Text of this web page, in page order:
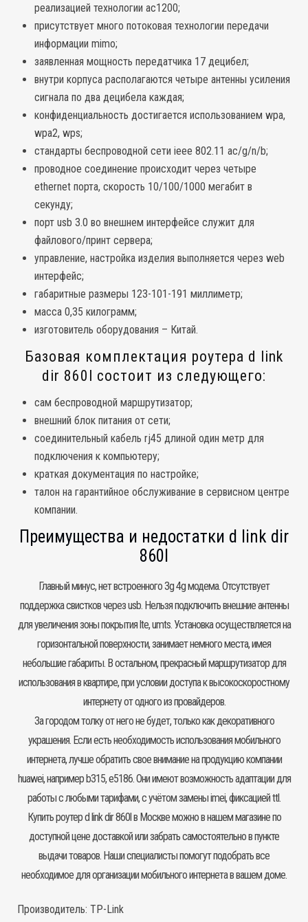
реализацией технологии ac1200;
присутствует много потоковая технологии передачи
информации mimo;
заявленная мощность передатчика 17 децибел;
внутри корпуса располагаются четыре антенны усиления
сигнала по два децибела каждая;
конфиденциальность достигается использованием wpa,
wpa2, wps;
стандарты беспроводной сети ieee 802.11 ac/g/n/b;
проводное соединение происходит через четыре
ethernet порта, скорость 10/100/1000 мегабит в
секунду;
порт usb 3.0 во внешнем интерфейсе служит для
файлового/принт сервера;
управление, настройка изделия выполняется через web
интерфейс;
габаритные размеры 123-101-191 миллиметр;
масса 0,35 килограмм;
изготовитель оборудования – Китай.
Базовая комплектация роутера d link
dir 860l состоит из следующего:
сам беспроводной маршрутизатор;
внешний блок питания от сети;
соединительный кабель rj45 длиной один метр для
подключения к компьютеру;
краткая документация по настройке;
талон на гарантийное обслуживание в сервисном центре
компании.
Преимущества и недостатки d link dir
860l
Главный минус, нет встроенного 3g 4g модема. Отсутствует
поддержка свистков через usb. Нельзя подключить внешние антенны
для увеличения зоны покрытия lte, umts. Установка осуществляется на
горизонтальной поверхности, занимает немного места, имея
небольшие габариты. В остальном, прекрасный маршрутизатор для
использования в квартире, при условии доступа к высокоскоростному
интернету от одного из провайдеров.
За городом толку от него не будет, только как декоративного
украшения. Если есть необходимость использования мобильного
интернета, лучше обратить свое внимание на продукцию компании
huawei, например b315, e5186. Они имеют возможность адаптации для
работы с любыми тарифами, с учётом замены imei, фиксацией ttl.
Купить роутер d link dir 860l в Москве можно в нашем магазине по
доступной цене доставкой или забрать самостоятельно в пункте
выдачи товаров. Наши специалисты помогут подобрать все
необходимое для организации мобильного интернета в вашем доме.
Производитель: TP-Link